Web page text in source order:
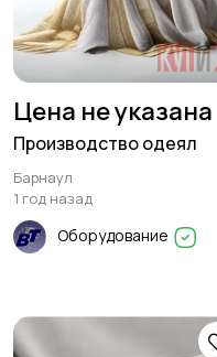
Цена не указана
Производство одеял
Барнаул
1 год назад
Оборудование